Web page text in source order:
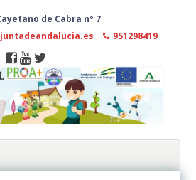
de Cabra nº 7
951298419